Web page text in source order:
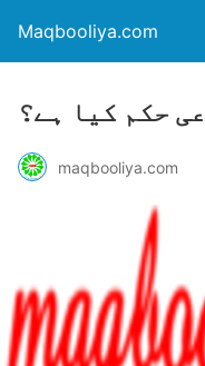
Maqbooliya.com
حکم کیا ہے؟
maqbooliya.com